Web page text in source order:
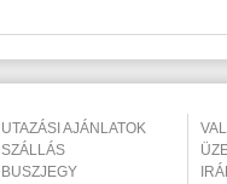
UTAZÁSI AJÁNLATOK
SZÁLLÁS
BUSZJEGY